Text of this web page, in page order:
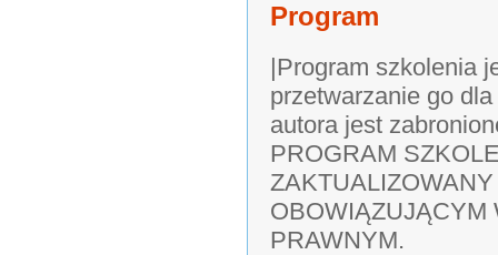
Program
|Program szkolenia
przetwarzanie go
autora jest
PROGRAM
OBOWIĄZUJĄCYM
PRAWNYM.